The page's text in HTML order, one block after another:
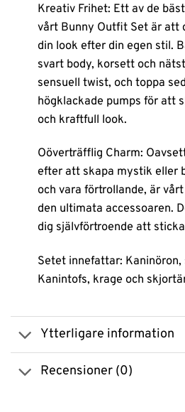
Kreativ Frihet: Ett av de
vårt Bunny Outfit Set är att
din look efter din egen stil.
svart body, korsett och
sensuell twist, och toppa
högklackade pumps för att
och kraftfull look.
Oöverträfflig Charm:
efter att skapa mystik eller
och vara förtrollande, är
den ultimata accessoaren.
dig självförtroende att
Setet innefattar:
Kanintofs, krage och
Ytterligare information
Recensioner (0)